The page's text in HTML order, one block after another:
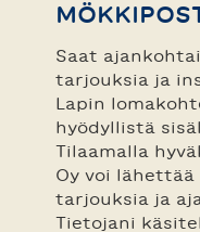
Saat
tarjouksia ja
Lapin
hyödyllistä
Tilaamalla
Oy voi
tarjouksia ja
Tietojani